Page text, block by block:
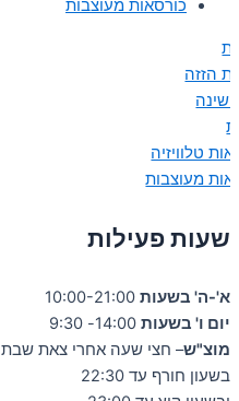
כורסאות מעוצבות
הזזה
שינה
טלוויזיה
מעוצבות
שעות פעילות
א'-ה' בשעות
יום ו' בשעות
מוצ"ש– חצי שעה אחרי צאת שבת
בשעון חורף עד 22:30